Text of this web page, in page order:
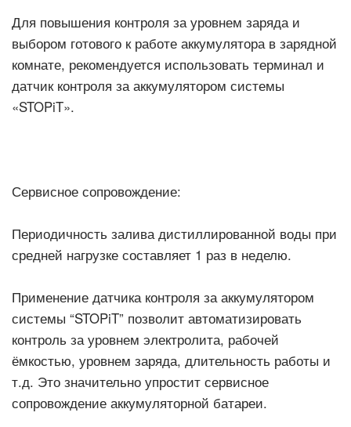
Для повышения контроля за уровнем заряда и
выбором готового к работе аккумулятора в зарядной
комнате, рекомендуется использовать терминал и
датчик контроля за аккумулятором системы
«STOPiT».
Сервисное сопровождение:
Периодичность залива дистиллированной воды при
средней нагрузке составляет 1 раз в неделю.
Применение датчика контроля за аккумулятором
системы “STOPiT” позволит автоматизировать
контроль за уровнем электролита, рабочей
ёмкостью, уровнем заряда, длительность работы и
т.д. Это значительно упростит сервисное
сопровождение аккумуляторной батареи.